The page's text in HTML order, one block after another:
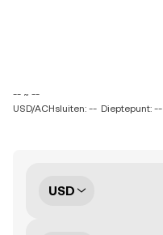
-- ~ --
USD/ACHsluiten: -- Dieptepunt: --
USD